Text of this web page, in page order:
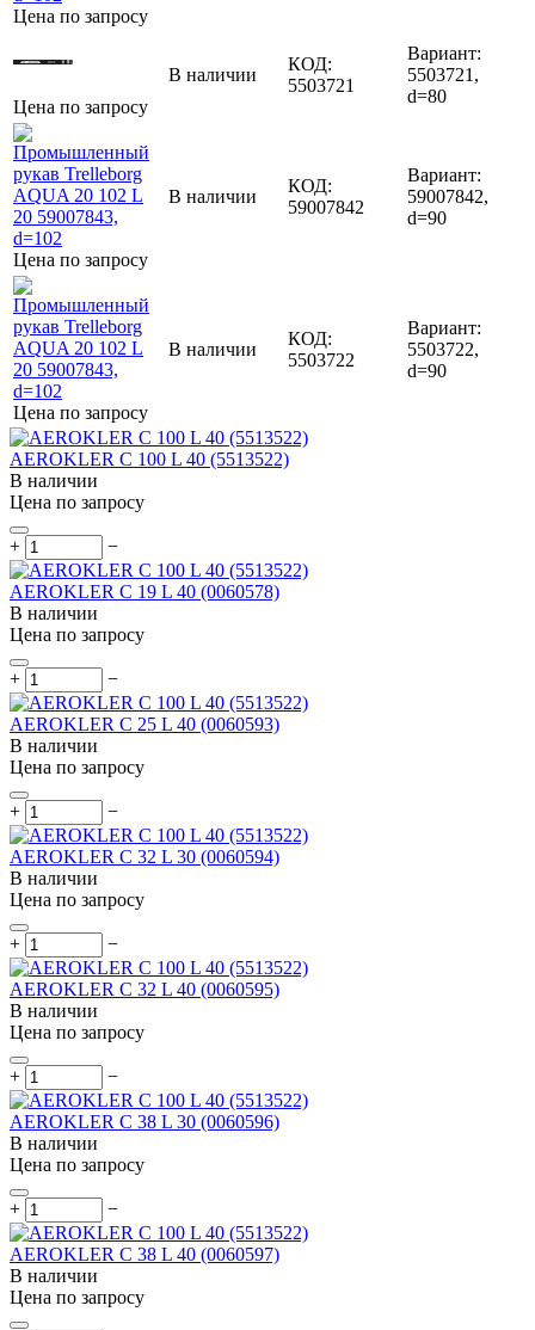
Цена по запросу
Цена по запросу
В наличии
КОД:
5503721
Вариант:
5503721,
d=80
Цена по запросу
В наличии
КОД:
59007842
Вариант:
59007842,
d=90
Цена по запросу
В наличии
КОД:
5503722
Вариант:
5503722,
d=90
AEROKLER C 100 L 40 (5513522)
В наличии
Цена по запросу
+ −
AEROKLER C 19 L 40 (0060578)
В наличии
Цена по запросу
+ −
AEROKLER C 25 L 40 (0060593)
В наличии
Цена по запросу
+ −
AEROKLER C 32 L 30 (0060594)
В наличии
Цена по запросу
+ −
AEROKLER C 32 L 40 (0060595)
В наличии
Цена по запросу
+ −
AEROKLER C 38 L 30 (0060596)
В наличии
Цена по запросу
+ −
AEROKLER C 38 L 40 (0060597)
В наличии
Цена по запросу